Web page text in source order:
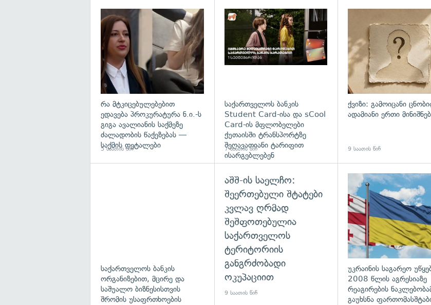
გადახედვა
რა მტკიცებულებებით
ედავება პროკურატურა ნ.ი.-ს
გიგა ავალიანის საქმეზე
ძალადობის წაქეზებას —
საქმის დეტალები
5 საათის წინ
საქართველოს ბანკის
Student Card-ისა და sCool
Card-ის მფლობელები
ქუთაისში ტრანსპორტზე
შეღავათიანი ტარიფით
ისარგებლებენ
7 საათის წინ
ქვიზი: გამოიცანი
ადამიანი ერთი
9 საათის წინ
საქართველოს ბანკის
ორგანიზებით, მცირე და
საშუალო ბიზნესისთვის
შრომის უსაფრთხოების
აშშ-ის საელჩო:
შეერთებული შტატები
კვლავ ღრმად
შეშფოთებულია
საქართველოს
ტერიტორიის
განგრძობადი
ოკუპაციით
9 საათის წინ
უკრაინის საგარეო
2008 წლის აგრესიაზე
რეაგირების
გაუხსნა